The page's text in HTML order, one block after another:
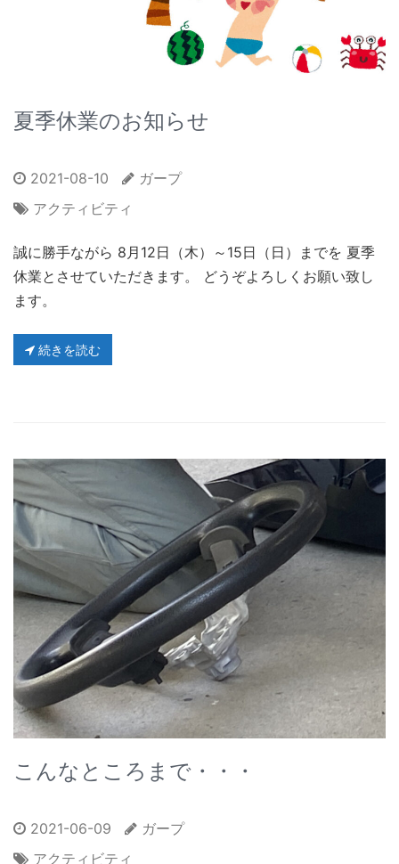
夏季休業のお知らせ
2021-08-10
ガープ
アクティビティ
誠に勝手ながら 8月12日（木）～15日（日）までを 夏季
休業とさせていただきます。 どうぞよろしくお願い致し
ます。
続きを読む
こんなところまで・・・
2021-06-09
ガープ
アクティビティ